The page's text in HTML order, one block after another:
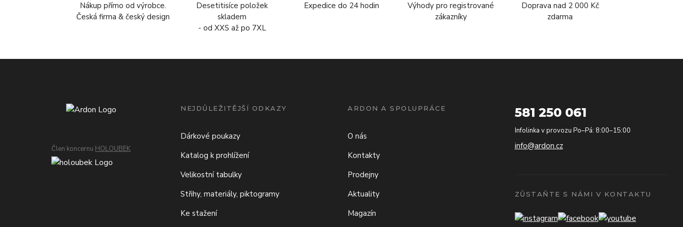
Nákup přímo od výrobce.
Česká firma & český design
Desetitisíce položek
skladem
- od XXS až po 7XL
Expedice do 24 hodin
Výhody pro registrované
zákazníky
Doprava nad 2 000 Kč
zdarma
Člen koncernu HOLOUBEK
NEJDŮLEŽITĚJŠÍ ODKAZY
Dárkové poukazy
Katalog k prohlížení
Velikostní tabulky
Střihy, materiály, piktogramy
Ke stažení
ARDON A SPOLUPRÁCE
O nás
Kontakty
Prodejny
Aktuality
Magazín
581 250 061
Infolinka v provozu Po–Pá: 8:00–15:00
info@ardon.cz
ZŮSTAŇTE S NÁMI V KONTAKTU